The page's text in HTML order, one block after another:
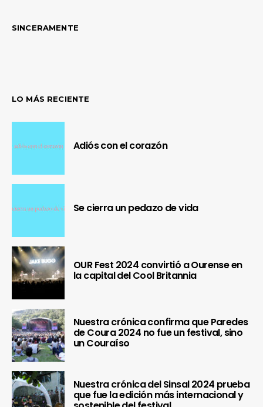
SINCERAMENTE
LO MÁS RECIENTE
Adiós con el corazón
Se cierra un pedazo de vida
OUR Fest 2024 convirtió a Ourense en
la capital del Cool Britannia
Nuestra crónica confirma que Paredes
de Coura 2024 no fue un festival, sino
un Couraíso
Nuestra crónica del Sinsal 2024 prueba
que fue la edición más internacional y